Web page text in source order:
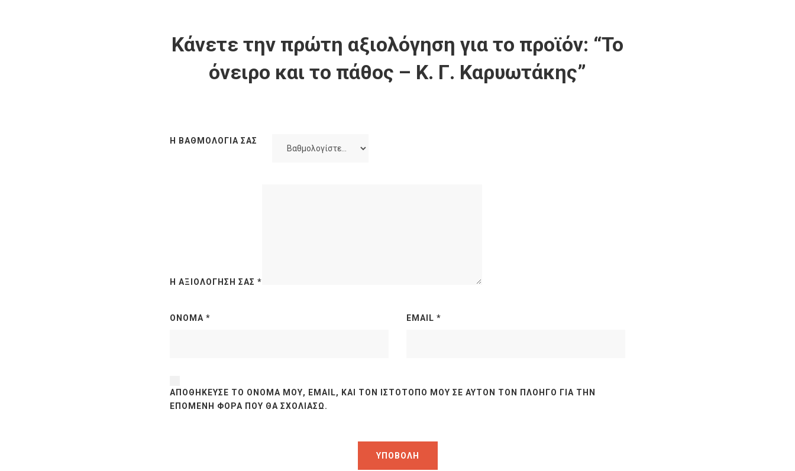
Κάνετε την πρώτη αξιολόγηση για το προϊόν: “Το
όνειρο και το πάθος – Κ. Γ. Καρυωτάκης”
Η ΒΑΘΜΟΛΟΓΊΑ ΣΑΣ
Η ΑΞΙΟΛΌΓΗΣΉ ΣΑΣ *
ΌΝΟΜΑ * EMAIL *
ΑΠΟΘΉΚΕΥΣΕ ΤΟ ΌΝΟΜΆ ΜΟΥ, EMAIL, ΚΑΙ ΤΟΝ ΙΣΤΌΤΟΠΟ ΜΟΥ ΣΕ ΑΥΤΌΝ ΤΟΝ ΠΛΟΗΓΌ ΓΙΑ ΤΗΝ
ΕΠΌΜΕΝΗ ΦΟΡΆ ΠΟΥ ΘΑ ΣΧΟΛΙΆΣΩ.